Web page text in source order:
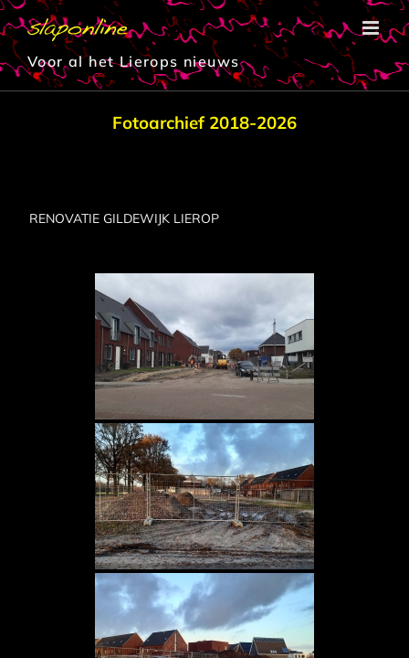
Ga
naar
inhoud
Voor al het Lierops nieuws
Fotoarchief 2018-2026
RENOVATIE GILDEWIJK LIEROP